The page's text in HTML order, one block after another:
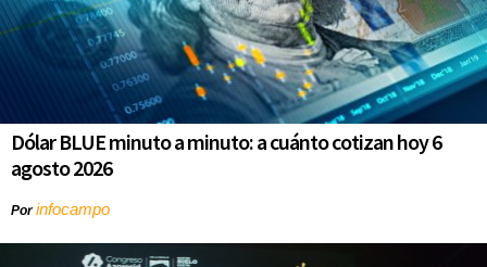
Dólar BLUE minuto a minuto: a cuánto cotizan hoy 6
agosto 2026
Porinfocampo